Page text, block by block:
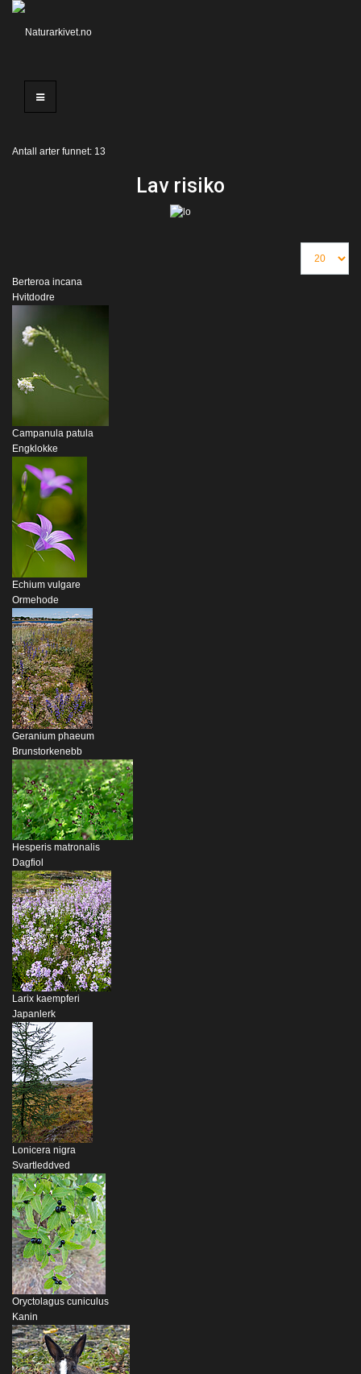
Antall arter funnet: 13
Lav risiko
Berteroa incana
Hvitdodre
Campanula patula
Engklokke
Echium vulgare
Ormehode
Geranium phaeum
Brunstorkenebb
Hesperis matronalis
Dagfiol
Larix kaempferi
Japanlerk
Lonicera nigra
Svartleddved
Oryctolagus cuniculus
Kanin